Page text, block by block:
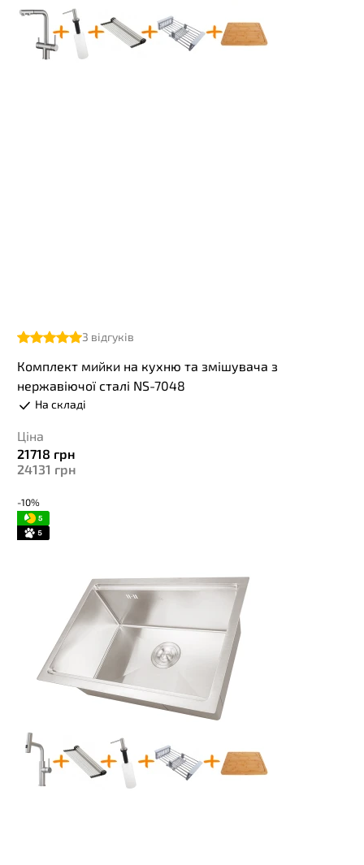
3 відгуків
Комплект мийки на кухню та змішувача з
нержавіючої сталі NS-7048
На складі
Ціна
21718 грн
24131 грн
-10%